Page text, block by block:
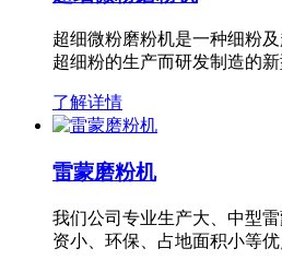
超细微粉磨粉机是一种细粉
超细粉的生产而研发制造的
了解详情
雷蒙磨粉机
我们公司专业生产大、中型
资小、环保、占地面积小等